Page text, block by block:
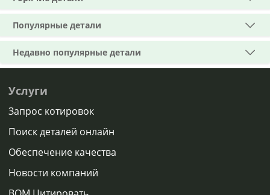
Популярные детали
Недавно популярные детали
Услуги
Запрос котировок
Поиск деталей онлайн
Обеспечение качества
Новости компаний